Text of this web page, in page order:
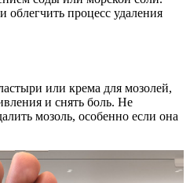
процесс удаления
или крема для мозолей,
и снять боль. Не
мозоль, особенно если она